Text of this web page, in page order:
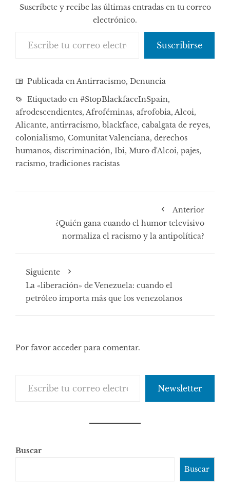
Suscríbete y recibe las últimas entradas en tu correo
electrónico.
Suscribirse
Publicada enAntirracismo, Denuncia
Etiquetado en #StopBlackfaceInSpain,
afrodescendientes, Afroféminas, afrofobia, Alcoi,
Alicante, antirracismo, blackface, cabalgata de reyes,
colonialismo, Comunitat Valenciana, derechos
humanos, discriminación, Ibi, Muro d'Alcoi, pajes,
racismo, tradiciones racistas
Anterior
¿Quién gana cuando el humor televisivo
normaliza el racismo y la antipolítica?
Siguiente
La «liberación» de Venezuela: cuando el
petróleo importa más que los venezolanos
Por favor acceder para comentar.
Newsletter
Buscar
Buscar